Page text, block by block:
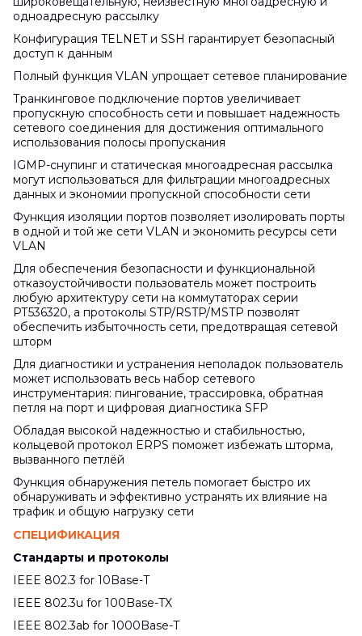
одноадресную рассылку
Конфигурация TELNET и SSH гарантирует безопасный
доступ к данным
Полный функция VLAN упрощает сетевое планирование
Транкинговое подключение портов увеличивает
пропускную способность сети и повышает надежность
сетевого соединения для достижения оптимального
использования полосы пропускания
IGMP-снупинг и статическая многоадресная рассылка
могут использоваться для фильтрации многоадресных
данных и экономии пропускной способности сети
Функция изоляции портов позволяет изолировать порты
в одной и той же сети VLAN и экономить ресурсы сети
VLAN
Для обеспечения безопасности и функциональной
отказоустойчивости пользователь может построить
любую архитектуру сети на коммутаторах серии
РТ536320, а протоколы STP/RSTP/MSTP позволят
обеспечить избыточность сети, предотвращая сетевой
шторм
Для диагностики и устранения неполадок пользователь
может использовать весь набор сетевого
инструментария: пингование, трассировка, обратная
петля на порт и цифровая диагностика SFP
Обладая высокой надежностью и стабильностью,
кольцевой протокол ERPS поможет избежать шторма,
вызванного петлёй
Функция обнаружения петель помогает быстро их
обнаруживать и эффективно устранять их влияние на
трафик и общую нагрузку сети
СПЕЦИФИКАЦИЯ
Стандарты и протоколы
IEEE 802.3 for 10Base-T
IEEE 802.3u for 100Base-TX
IEEE 802.3ab for 1000Base-T